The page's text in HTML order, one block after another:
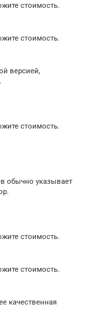
стоимость.
стоимость.
версией,
стоимость.
обычно указывает
стоимость.
стоимость.
качественная